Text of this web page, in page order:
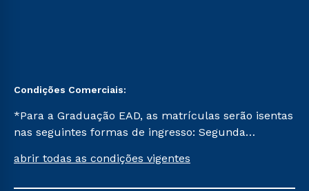
Condições Comerciais:
*Para a Graduação EAD, as matrículas serão isentas
nas seguintes formas de ingresso: Segunda
Já para as demais, a taxa de matrícula será de R$
abrir todas as condições vigentes